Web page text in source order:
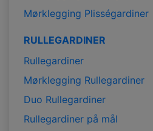
Mørklegging Plisségardiner
RULLEGARDINER
Rullegardiner
Mørklegging Rullegardiner
Duo Rullegardiner
Rullegardiner på mål